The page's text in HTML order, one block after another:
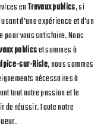
enTravaux publics, si
d’une expérience et d’un
pour vous satisfaire. Nous
publicset sommes à
sur-Risle, nous sommes
nécessaires à
tout notre passion et le
de réussir. Toute notre